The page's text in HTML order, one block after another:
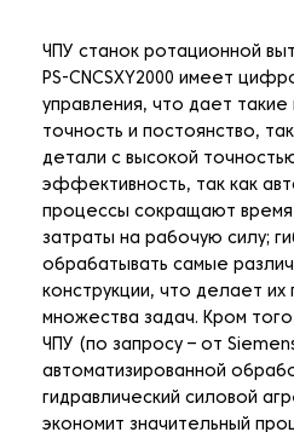
ЧПУ станок ротационной
PS-CNCSXY2000 имеет
управления, что дает
точность и постоянство,
детали с высокой
эффективность, так как
процессы сокращают время
затраты на рабочую силу;
обрабатывать самые
конструкции, что делает их
множества задач. Кром
ЧПУ (по запросу – от
автоматизированной
гидравлический силовой
экономит значительный